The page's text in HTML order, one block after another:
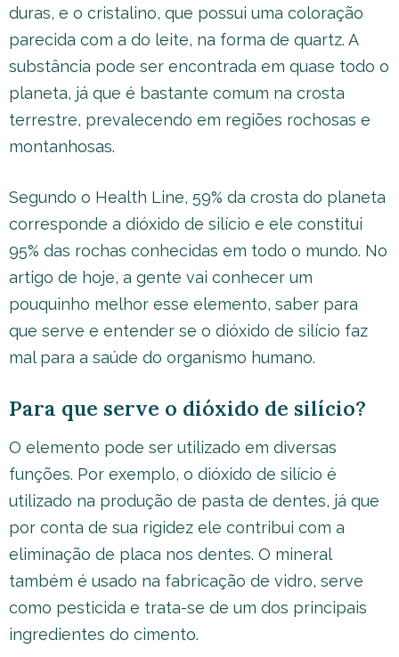
duras, e o cristalino, que possui uma coloração
parecida com a do leite, na forma de quartz. A
substância pode ser encontrada em quase todo o
planeta, já que é bastante comum na crosta
terrestre, prevalecendo em regiões rochosas e
montanhosas.
Segundo o Health Line, 59% da crosta do planeta
corresponde a dióxido de silício e ele constitui
95% das rochas conhecidas em todo o mundo. No
artigo de hoje, a gente vai conhecer um
pouquinho melhor esse elemento, saber para
que serve e entender se o dióxido de silício faz
mal para a saúde do organismo humano.
Para que serve o dióxido de silício?
O elemento pode ser utilizado em diversas
funções. Por exemplo, o dióxido de silício é
utilizado na produção de pasta de dentes, já que
por conta de sua rigidez ele contribui com a
eliminação de placa nos dentes. O mineral
também é usado na fabricação de vidro, serve
como pesticida e trata-se de um dos principais
ingredientes do cimento.